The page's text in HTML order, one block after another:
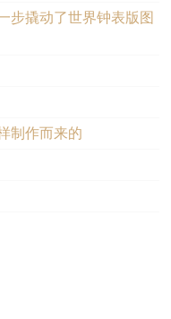
步撬动了世界钟表版图
制作而来的